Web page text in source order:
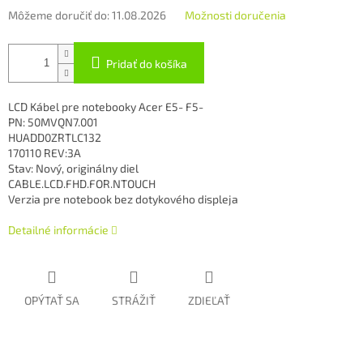
Môžeme doručiť do:11.08.2026 Možnosti doručenia
Pridať do košíka
LCD Kábel pre notebooky Acer E5- F5-
PN: 50MVQN7.001
HUADD0ZRTLC132
170110 REV:3A
Stav: Nový, originálny diel
CABLE.LCD.FHD.FOR.NTOUCH
Verzia pre notebook bez dotykového displeja
Detailné informácie
OPÝTAŤ SA STRÁŽIŤ ZDIEĽAŤ